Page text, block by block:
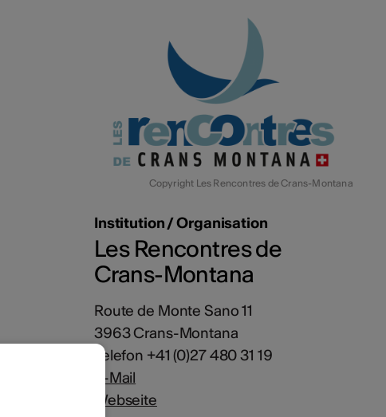
Copyright Les Rencontres de Crans-Montana
Institution / Organisation
Les Rencontres de
Crans-Montana
Route de Monte Sano 11
3963 Crans-Montana
Telefon +41 (0)27 480 31 19
E-Mail
Webseite